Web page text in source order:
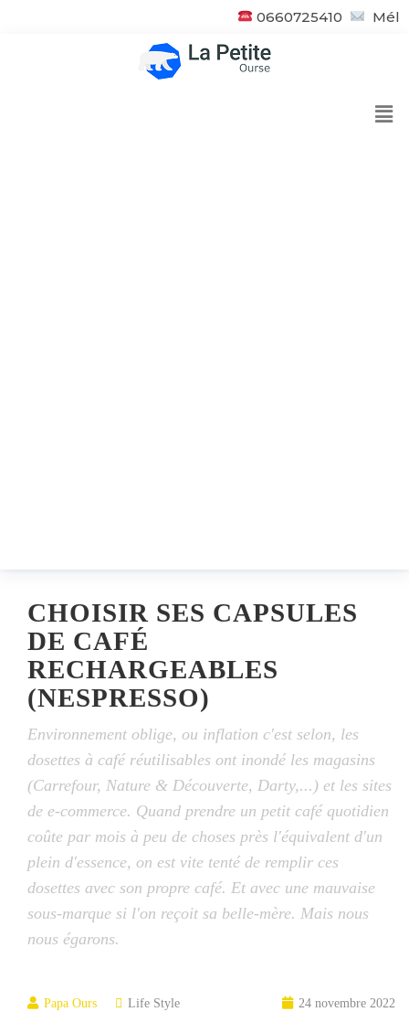
0660725410 Mél
CHOISIR SES CAPSULES
DE CAFÉ
RECHARGEABLES
(NESPRESSO)
Environnement oblige, ou inflation c'est selon, les
dosettes à café réutilisables ont inondé les magasins
(Carrefour, Nature & Découverte, Darty,...) et les sites
de e-commerce. Quand prendre un petit café quotidien
coûte par mois à peu de choses près l'équivalent d'un
plein d'essence, on est vite tenté de remplir ces
dosettes avec son propre café. Et avec une mauvaise
sous-marque si l'on reçoit sa belle-mère. Mais nous
nous égarons.
Papa Ours 24 novembre 2022
Life Style